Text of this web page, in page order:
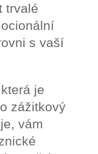
trvalé
s vaší
je
zážitkový
vám